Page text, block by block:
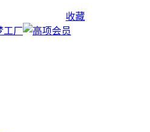
收藏